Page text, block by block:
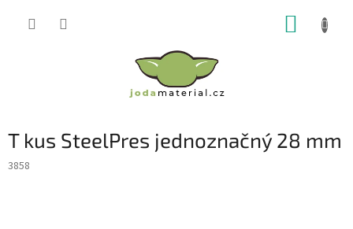
T kus SteelPres jednoznačný 28 mm
3858